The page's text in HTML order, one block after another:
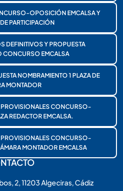
OPOSICIÓN EMCALSA Y
PARTICIPACIÓN
DEFINITIVOS Y PROPUESTA
CONCURSO EMCALSA
NOMBRAMIENTO 1 PLAZA DE
MONTADOR
CONCURSO-
REDACTOR EMCALSA.
CONCURSO-
MONTADOR EMCALSA
2, 11203 Algeciras, Cádiz